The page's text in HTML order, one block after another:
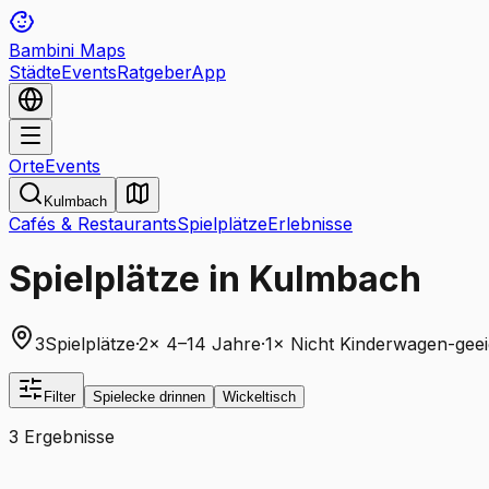
Bambini Maps
StädteEventsRatgeberApp
OrteEvents
Kulmbach
Cafés & RestaurantsSpielplätzeErlebnisse
Spielplätze in Kulmbach
3Spielplätze·2× 4–14 Jahre·1× Nicht Kinderwagen-
Filter Spielecke drinnen Wickeltisch
3 Ergebnisse